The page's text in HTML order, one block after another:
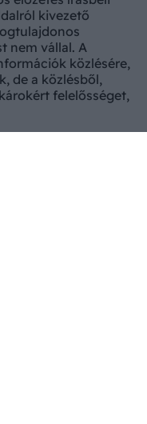
kivezető
nem vállal. A
közlésére,
de a közlésből,
felelősséget,